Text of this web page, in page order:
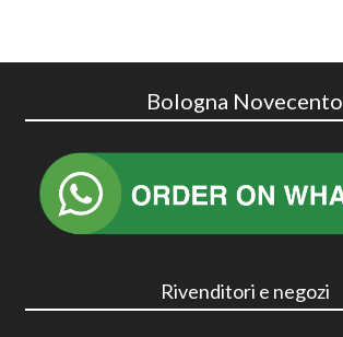
Bologna Novecento
Rivenditori e negozi